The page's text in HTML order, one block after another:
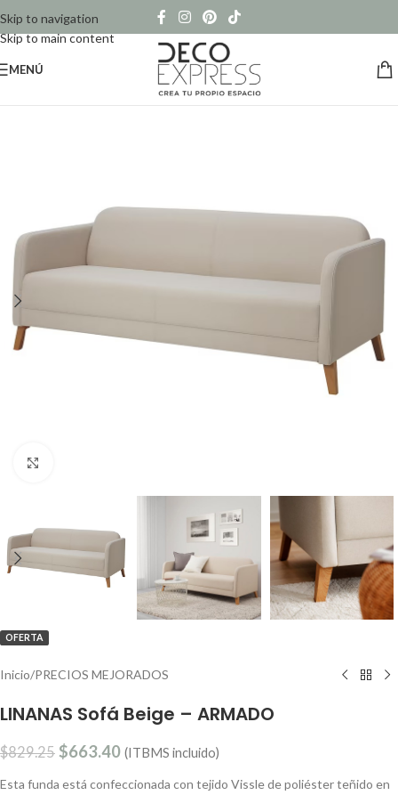
Skip to navigation
Skip to main content
MENÚ
OFERTA
Inicio/PRECIOS MEJORADOS
LINANAS Sofá Beige – ARMADO
$829.25 $663.40 (ITBMS incluido)
Esta funda está confeccionada con tejido Vissle de poliéster teñido en